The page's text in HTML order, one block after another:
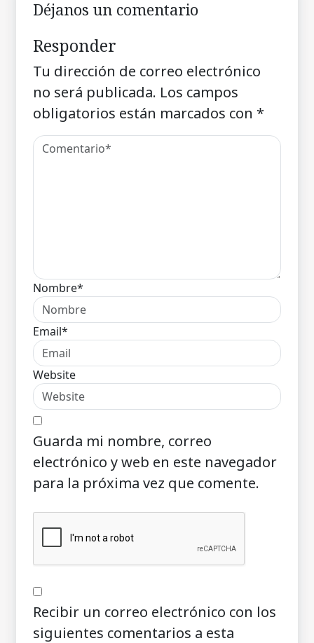
Déjanos un comentario
Responder
Tu dirección de correo electrónico
no será publicada. Los campos
obligatorios están marcados con *
Nombre*
Email*
Website
Guarda mi nombre, correo
electrónico y web en este navegador
para la próxima vez que comente.
Recibir un correo electrónico con los
siguientes comentarios a esta